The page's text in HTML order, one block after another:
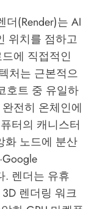
더(Render)는 AI
위치를 점하고
에 직접적인
처는 근본적으
호트 중 유일하
전히 온체인에
터의 캐니스터
화 노드에 분산
. 렌더는 유휴
렌더링 워크